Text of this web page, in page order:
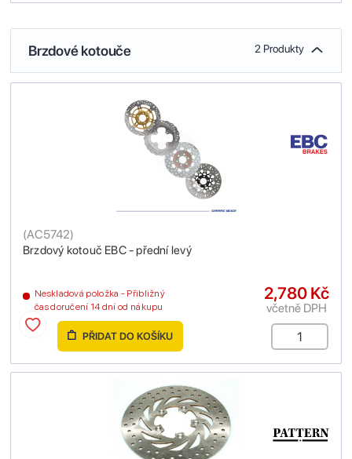
Brzdové kotouče 2 Produkty
Brzdový kotouč EBC - přední levý
(AC5742)
Neskladová položka - Přibližný
čas doručení 14 dní od nákupu
2,780 Kč
včetně DPH
PŘIDAT DO KOŠÍKU